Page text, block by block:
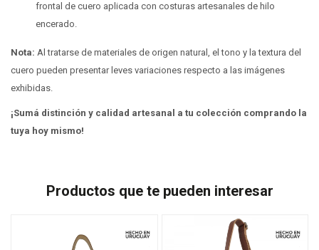
frontal de cuero aplicada con costuras artesanales de hilo
encerado.
Nota: Al tratarse de materiales de origen natural, el tono y la textura del
cuero pueden presentar leves variaciones respecto a las imágenes
exhibidas.
¡Sumá distinción y calidad artesanal a tu colección comprando la
tuya hoy mismo!
Productos que te pueden interesar